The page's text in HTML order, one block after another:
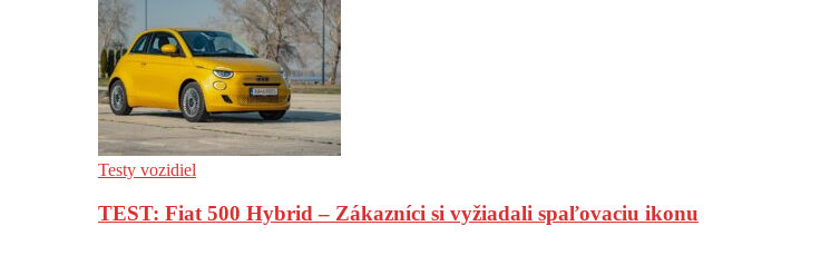
Testy vozidiel
TEST: Fiat 500 Hybrid – Zákazníci si vyžiadali spaľovaciu ikonu